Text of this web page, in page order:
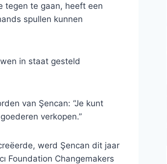
tegen te gaan, heeft een
spullen kunnen
in staat gesteld
van Şencan: “Je kunt
verkopen.”
werd Şencan dit jaar
Foundation Changemakers